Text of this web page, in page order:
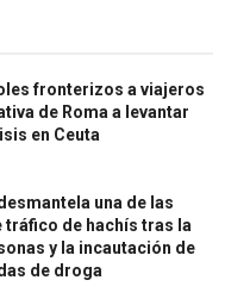
fronterizos a viajeros
de Roma a levantar
en Ceuta
una de las
de hachís tras la
y la incautación de
de droga